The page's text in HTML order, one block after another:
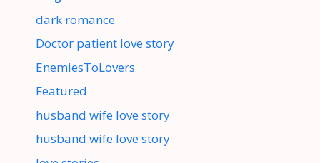
dark romance
Doctor patient love story
EnemiesToLovers
Featured
husband wife love story
husband wife love story